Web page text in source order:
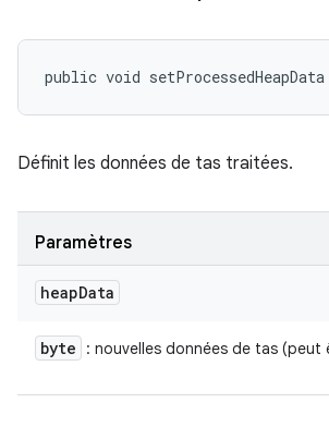
public void
Définit les données de tas traitées.
Paramètres
heapData
byte : nouvelles données de tas (peut